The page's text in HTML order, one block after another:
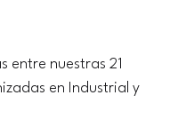
entre nuestras 21
en Industrial y